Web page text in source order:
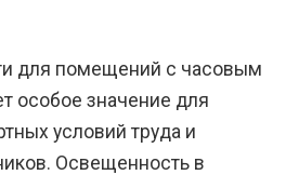
для помещений с часовым
особое значение для
условий труда и
Освещенность в